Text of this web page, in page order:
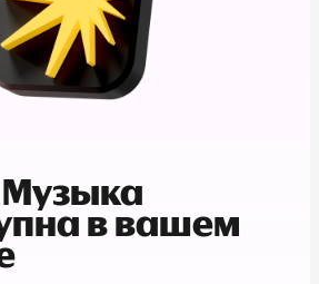
в вашем